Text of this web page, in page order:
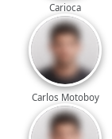
Carioca
Carlos Motoboy